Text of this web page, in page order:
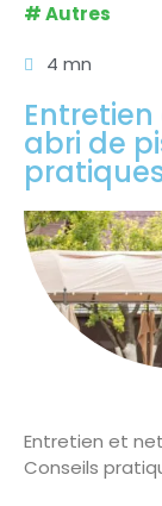
#Autres
4 mn
abri de
Entretien et
Conseils